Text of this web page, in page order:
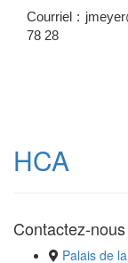
Courriel :
78 28
HCA
Contactez-nous
Palais de